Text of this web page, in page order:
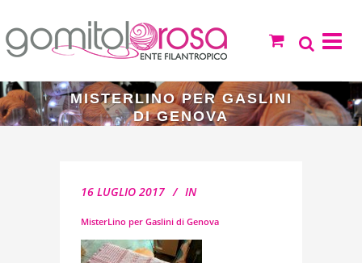
MISTERLINO PER GASLINI
DI GENOVA
16 LUGLIO 2017 IN
MisterLino per Gaslini di Genova